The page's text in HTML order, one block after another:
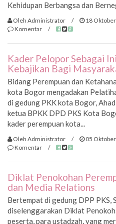
Kehidupan Berbangsa dan
Oleh Administrator / 18
Komentar
/
Kader Pelopor Sebagai
Kebajikan Bagi
Bidang Perempuan dan
kota Bogor mengadakan
di gedung PKK kota Bogor,
ketua BPKK DPD PKS Kota
kader perempuan kota...
Oleh Administrator / 05
Komentar
/
Diklat Penokohan
dan Media Relations
Bertempat di gedung DPP PKS,
diselenggarakan Diklat
peserta, para ustadzah, yang